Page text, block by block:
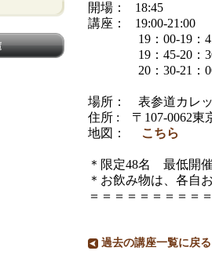
開場： 18:45
講座： 19:00-21:00
19：00-19：45
19：45-20：
20：30-21：00
場所： 表参道カレ
住所 : 〒 107-0062東
地図：
こちら
＊限定48名 最低開
＊お飲み物は、各自
＝＝＝＝＝＝＝＝＝
過去の講座一覧に戻る